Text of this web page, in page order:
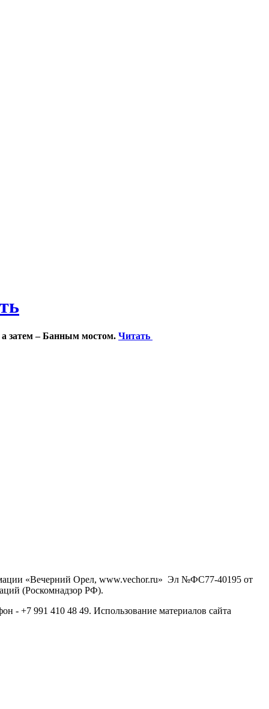
затем – Банным мостом. Читать
«Вечерний Орел, www.vechor.ru» Эл №ФС77-40195 от
(Роскомнадзор РФ).
- +7 991 410 48 49. Использование материалов сайта